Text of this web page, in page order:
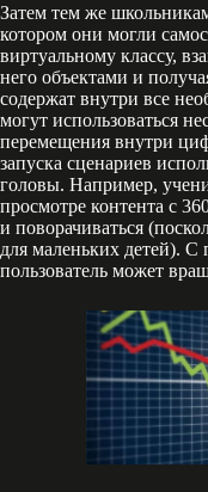
Затем тем же
котором они могли
виртуальному классу,
него объектами и
содержат внутри все
могут использоваться
перемещения внутри
запуска сценариев
головы. Например,
просмотре контента с
и поворачиваться
для маленьких детей).
пользователь может